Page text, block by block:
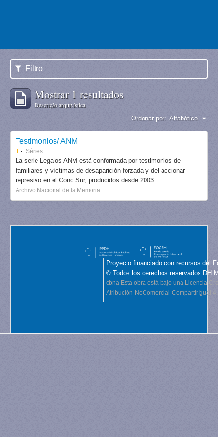
Filtro
Mostrar 1 resultados
Descrição arquivística
Ordenar por: Alfabético
Testimonios/ ANM
T Séries
La serie Legajos ANM está conformada por testimonios de
familiares y víctimas de desaparición forzada y del accionar
represivo en el Cono Sur, producidos desde 2003.
Archivo Nacional de la Memoria
Proyecto financiado con recursos del
© Todos los derechos reservados DH
cbna Esta obra está bajo una Licencia
Atribución-NoComercial-CompartirIgual